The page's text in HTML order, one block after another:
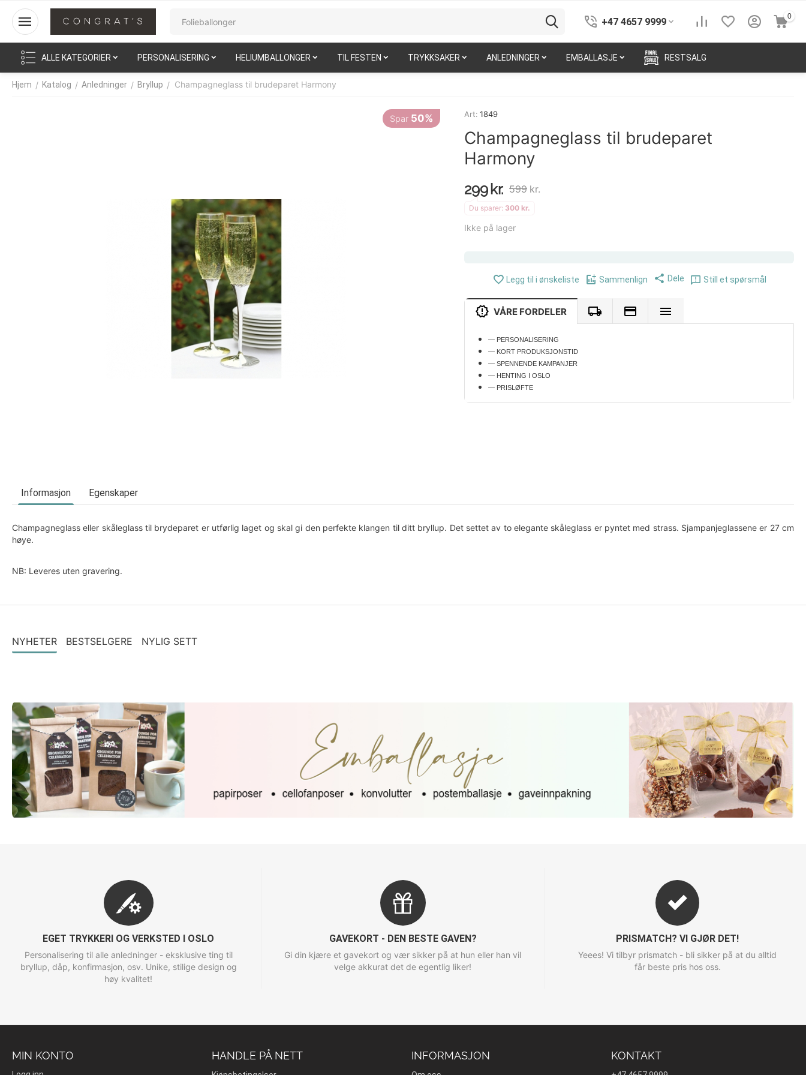
+47 4657 9999 0
ALLE KATEGORIER PERSONALISERING HELIUMBALLONGER TIL FESTEN TRYKKSAKER ANLEDNINGER EMBALLASJE RESTSALG
Hjem / Katalog / Anledninger / Bryllup / Champagneglass til brudeparet Harmony
Art: 1849
Champagneglass til brudeparet
Harmony
299 kr. 599 kr.
Du sparer: 300 kr.
Ikke på lager
Legg til i ønskeliste Sammenlign Dele Still et spørsmål
VÅRE FORDELER
— PERSONALISERING
— KORT PRODUKSJONSTID
— SPENNENDE KAMPANJER
— HENTING I OSLO
— PRISLØFTE
Informasjon Egenskaper
Champagneglass eller skåleglass til brydeparet er utførlig laget og skal gi den perfekte klangen til ditt bryllup. Det settet av to elegante skåleglass er pyntet med strass. Sjampanjeglassene er 27 cm
høye.
NB: Leveres uten gravering.
NYHETER BESTSELGERE NYLIG SETT
EGET TRYKKERI OG VERKSTED I OSLO
Personalisering til alle anledninger - eksklusive ting til
bryllup, dåp, konfirmasjon, osv. Unike, stilige design og
høy kvalitet!
GAVEKORT - DEN BESTE GAVEN?
Gi din kjære et gavekort og vær sikker på at hun eller han vil
velge akkurat det de egentlig liker!
PRISMATCH? VI GJØR DET!
Yeees! Vi tilbyr prismatch - bli sikker på at du alltid
får beste pris hos oss.
MIN KONTO HANDLE PÅ NETT INFORMASJON KONTAKT